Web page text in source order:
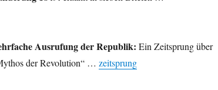
Ausrufung der Republik: Ein Zeitsprung über
der Revolution“ … zeitsprung